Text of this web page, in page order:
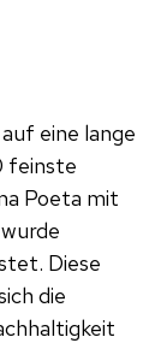
eine lange
feinste
Poeta mit
Diese
die